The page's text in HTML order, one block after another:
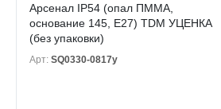
Арсенал IP54 (опал ПММА,
основание 145, Е27) TDM УЦЕНКА
(без упаковки)
Арт: SQ0330-0817у